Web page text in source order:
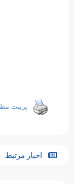
پرینت
اخبار مرتبط